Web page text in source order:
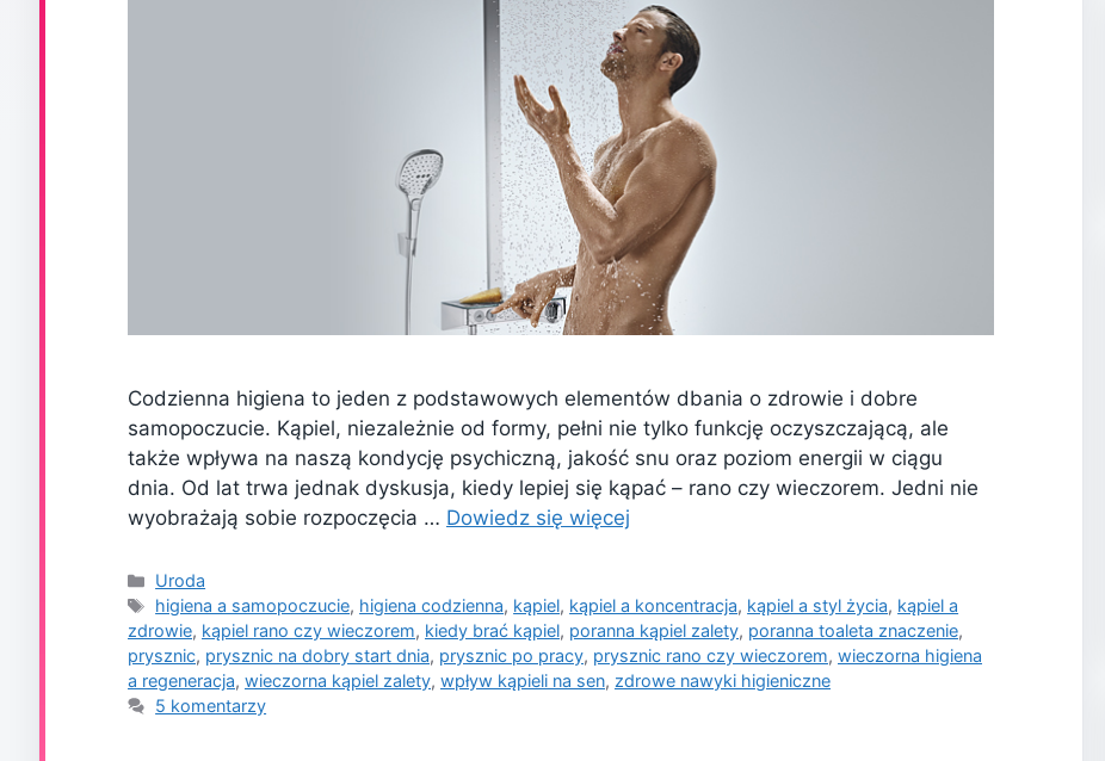
Codzienna higiena to jeden z podstawowych elementów dbania o zdrowie i dobre
samopoczucie. Kąpiel, niezależnie od formy, pełni nie tylko funkcję oczyszczającą, ale
także wpływa na naszą kondycję psychiczną, jakość snu oraz poziom energii w ciągu
dnia. Od lat trwa jednak dyskusja, kiedy lepiej się kąpać – rano czy wieczorem. Jedni nie
wyobrażają sobie rozpoczęcia … Dowiedz się więcej
Kategorie
Uroda
Tagi
higiena a samopoczucie, higiena codzienna, kąpiel, kąpiel a koncentracja, kąpiel a styl życia, kąpiel a
zdrowie, kąpiel rano czy wieczorem, kiedy brać kąpiel, poranna kąpiel zalety, poranna toaleta znaczenie,
prysznic, prysznic na dobry start dnia, prysznic po pracy, prysznic rano czy wieczorem, wieczorna higiena
a regeneracja, wieczorna kąpiel zalety, wpływ kąpieli na sen, zdrowe nawyki higieniczne
5 komentarzy